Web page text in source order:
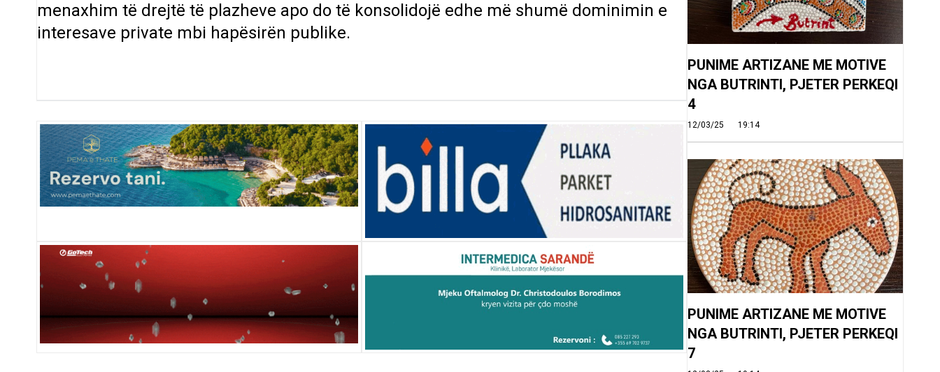
menaxhim të drejtë të plazheve apo do të konsolidojë edhe më shumë dominimin e
interesave private mbi hapësirën publike.
PUNIME ARTIZANE ME MOTIVE
NGA BUTRINTI, PJETER PERKEQI
4
12/03/25 19:14
PUNIME ARTIZANE ME MOTIVE
NGA BUTRINTI, PJETER PERKEQI
7